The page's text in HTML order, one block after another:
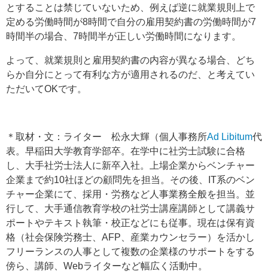
とすることは禁じていないため、例えば逆に就業規則上で
定める労働時間が8時間で自分の雇用契約書の労働時間が7
時間半の場合、7時間半が正しい労働時間になります。
よって、就業規則と雇用契約書の内容が異なる場合、どち
らか自分にとって有利な方が適用されるのだ、と考えてい
ただいてOKです。
＊取材・文：ライター 松永大輝（個人事務所Ad Libitum代
表。早稲田大学教育学部卒。在学中に社労士試験に合格
し、大手社労士法人に新卒入社。上場企業からベンチャー
企業まで約10社ほどの顧問先を担当。その後、IT系のベン
チャー企業にて、採用・労務など人事業務全般を担当。並
行して、大手通信教育学校の社労士講座講師として講義サ
ポートやテキスト執筆・校正などにも従事。現在は保有資
格（社会保険労務士、AFP、産業カウンセラー）を活かし
フリーランスの人事として複数の企業様のサポートをする
傍ら、講師、Webライターなど幅広く活動中。